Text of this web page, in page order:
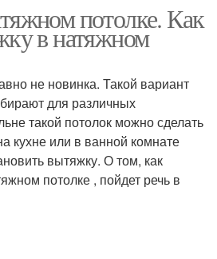
Потолки на кухне
потолке. Как
в натяжном
не новинка. Такой вариант
для различных
такой потолок можно сделать
кухне или в ванной комнате
вытяжку. О том, как
потолке , пойдет речь в